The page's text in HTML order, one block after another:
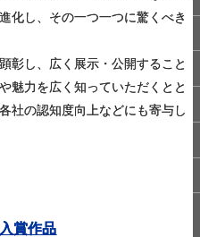
化し、その一つ一つに驚くべき
彰し、広く展示・公開すること
魅力を広く知っていただくとと
社の認知度向上などにも寄与し
賞作品